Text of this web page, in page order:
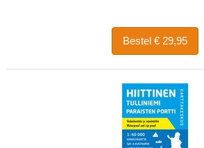
Bestel € 29,95